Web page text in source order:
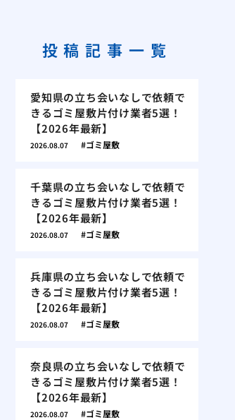
投稿記事一覧
愛知県の立ち会いなしで依頼で
きるゴミ屋敷片付け業者5選！
【2026年最新】
2026.08.07 ゴミ屋敷
千葉県の立ち会いなしで依頼で
きるゴミ屋敷片付け業者5選！
【2026年最新】
2026.08.07 ゴミ屋敷
兵庫県の立ち会いなしで依頼で
きるゴミ屋敷片付け業者5選！
【2026年最新】
2026.08.07 ゴミ屋敷
奈良県の立ち会いなしで依頼で
きるゴミ屋敷片付け業者5選！
【2026年最新】
2026.08.07 ゴミ屋敷